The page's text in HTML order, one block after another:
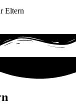
Eltern